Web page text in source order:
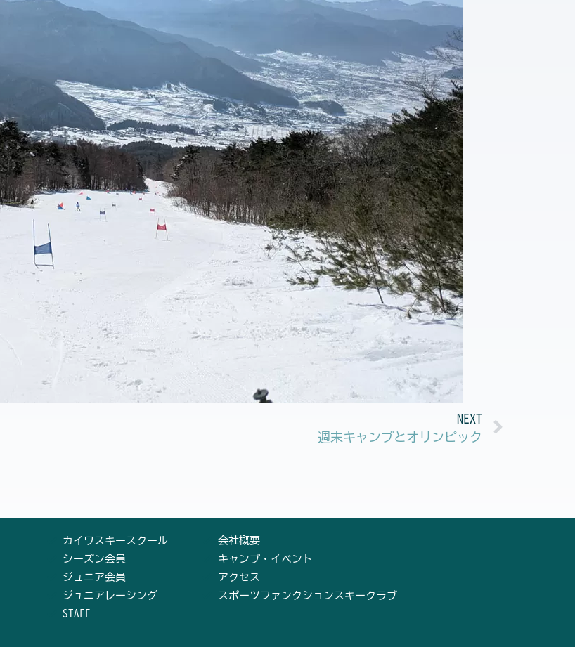
NEXT
週末キャンプとオリンピック
カイワスキースクール
シーズン会員
ジュニア会員
ジュニアレーシング
STAFF
会社概要
キャンプ・イベント
アクセス
スポーツファンクションスキークラブ